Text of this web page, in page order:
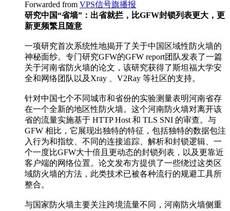
Forwarded from VPS信号旗播报
研究中国“省墙”：出省就拦，比GFW封锁列表更大，更
新更频繁且随意
一项研究首次系统性地揭开了关于中国区域性防火墙的
神秘面纱。专门研究GFW的GFW report团队发表了一篇
关于河南省防火墙的论文，该研究获得了斯坦福大学安
全和网络团队以及Xray 、V2Ray 等社区的支持。
针对中国七个不同城市和省份的实验测量表明河南省存
在一个全新的地区性防火墙。这个河南防火墙对离开该
省的流量实施基于 HTTP Host 和 TLS SNI 的审查。与
GFW 相比，它展现出独特的特征，包括独特的数据包注
入行为和指纹、不同的连接追踪、解析和封锁逻辑、一
个一度比GFW大十倍且更动态的封锁列表，以及更靠近
客户端的网络位置。论文发布方提供了一些绕过这类区
域防火墙的方法，此类技术已被各种流行的规避工具所
整合。
与国家防火墙主要关注跨境流量不同，河南防火墙侧重